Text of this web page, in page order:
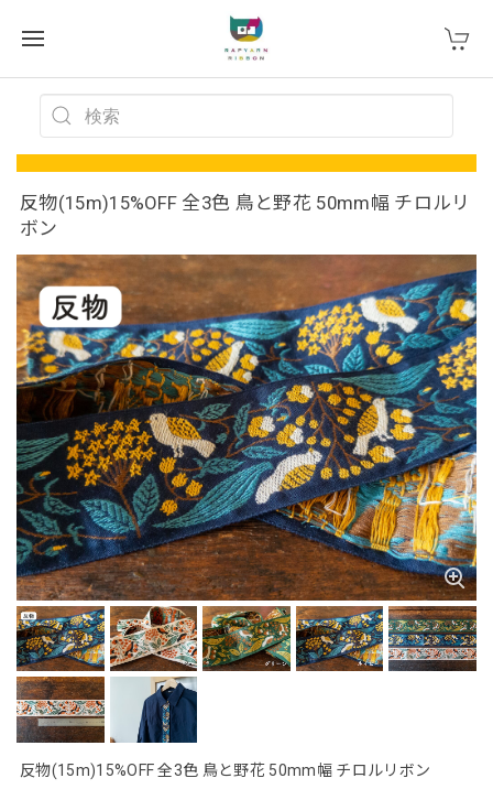
反物(15m)15%OFF 全3色 鳥と野花 50mm幅 チロルリ
ボン
反物(15m)15%OFF 全3色 鳥と野花 50mm幅 チロルリボン